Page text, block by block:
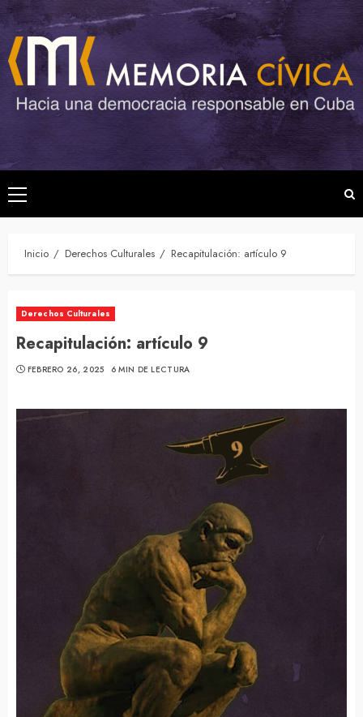
Saltar
al
contenido
Menú
principal
Inicio Derechos Culturales Recapitulación: artículo 9
Derechos Culturales
Recapitulación: artículo 9
FEBRERO 26, 2025 6 MIN DE LECTURA